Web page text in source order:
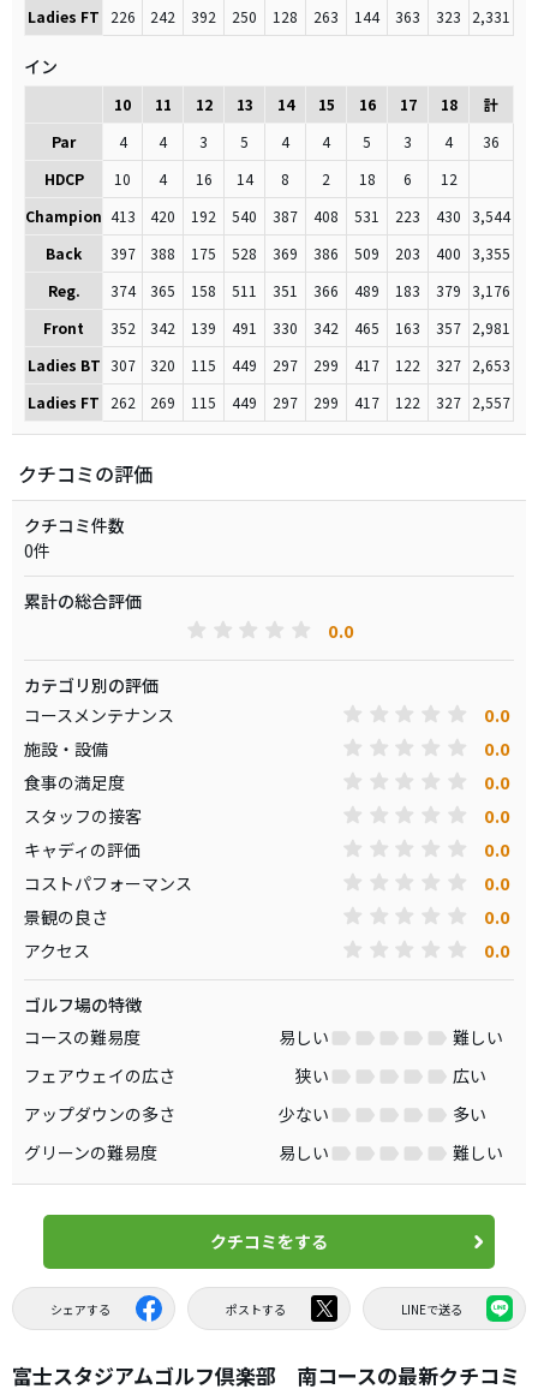
Ladies FT 226 242 392 250 128 263 144 363 323 2,331
イン
10 11 12 13 14 15 16 17 18
計
Par
4 4 3 5 4 4 5 3 4
36
HDCP
10 4 16 14 8 2 18 6
12
Champion 413 420 192 540 387 408 531 223 430 3,544
Back
397 388 175 528 369 386 509 203 400 3,355
Reg.
374 365 158 511 351 366 489 183 379 3,176
Front
352 342 139 491 330 342 465 163 357 2,981
Ladies BT 307 320 115 449 297 299 417 122 327 2,653
Ladies FT
262 269 115 449 297 299 417 122 327 2,557
クチコミの評価
クチコミ件数
0件
累計の総合評価
0.0
カテゴリ別の評価
コースメンテナンス
0.0
施設・設備 0.0
食事の満足度 0.0
スタッフの接客 0.0
キャディの評価 0.0
コストパフォーマンス 0.0
景観の良さ 0.0
アクセス 0.0
ゴルフ場の特徴
コースの難易度
易しい
難しい
フェアウェイの広さ
狭い
広い
アップダウンの多さ
少ない
多い
グリーンの難易度
易しい 難しい
クチコミをする
シェアする ポストする LINEで送る
富士スタジアムゴルフ倶楽部 南コースの最新クチコミ